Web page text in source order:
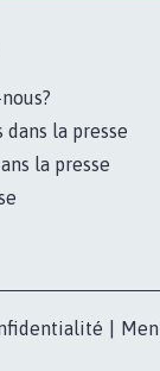
la presse
la presse